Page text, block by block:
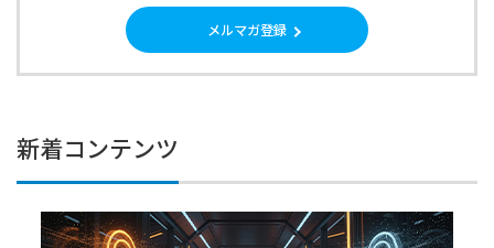
メルマガ登録
新着コンテンツ